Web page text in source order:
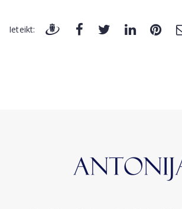
Ieteikt: